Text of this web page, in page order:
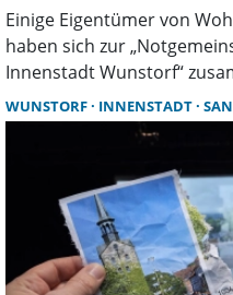
Einige Eigentümer von
haben sich zur
Innenstadt Wunstorf“
Initiative kritisiert die im
Regelungen und fordert
Beteiligung und einen
WUNSTORF INNENSTADT